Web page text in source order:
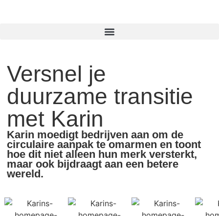
Versnel je
duurzame transitie
met Karin
Karin moedigt bedrijven aan om de
circulaire aanpak te omarmen en toont
hoe dit niet alleen hun merk versterkt,
maar ook bijdraagt aan een betere
wereld.